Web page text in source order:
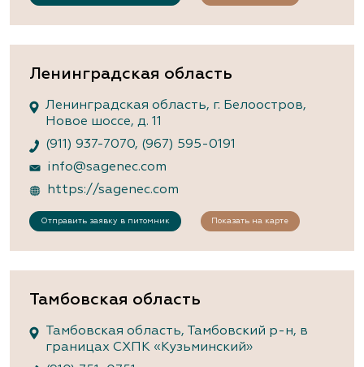
Ленинградская область
Ленинградская область, г. Белоостров,
Новое шоссе, д. 11
(911) 937-7070, (967) 595-0191
info@sagenec.com
https://sagenec.com
Отправить заявку в питомник Показать на карте
Тамбовская область
Тамбовская область, Тамбовский р-н, в
границах СХПК «Кузьминский»